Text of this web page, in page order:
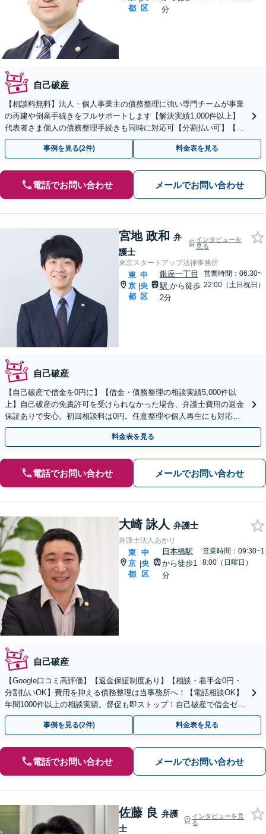
都
区
分
自己破産
【相談料無料】法人・個人事業主の債務整理に強い専門チームが事業
の再建や倒産手続きをフルサポートします【解決実績1,000件以上】
代表者さま個人の債務整理手続きも同時に対応可【分割払い可】【後
払い応相談】【夜間・休日相談可】
事例を見る(2件) 料金表を見る
電話でお問い合わせ メールでお問い合わせ
宮地 政和 弁
護士
インタビューを
見る
東京スタートアップ法律事務所
東
京
都
|
中
央
区
銀座一丁目
駅 から徒歩
2分
営業時間：06:30~
22:00（土日祝日）
自己破産
【自己破産で借金を0円に】【借金・債務整理の相談実績5,000件以
上】自己破産の免責許可を受けられなかった場合、弁護士費用の返金
保証ありで安心。初回相談料は0円。任意整理や個人再生にも対応
【土日祝日・夜間も相談受付】【費用の分割払い可】
料金表を見る
電話でお問い合わせ メールでお問い合わせ
大崎 詠人 弁護士
弁護士法人あかり
東
京
都
|
中
央
区
日本橋駅
から徒歩1
分
営業時間：09:30~1
8:00（日曜日）
自己破産
【Google口コミ高評価】【返金保証制度あり】【相談・着手金0円・
分割払いOK】費用を抑える債務整理は当事務所へ！【電話相談OK】
年間1000件以上の相談実績。督促も即ストップ！自己破産で借金ゼロ
／個人再生なら家を残せる
事例を見る(2件) 料金表を見る
電話でお問い合わせ メールでお問い合わせ
佐藤 良 弁護
士
インタビューを見
る